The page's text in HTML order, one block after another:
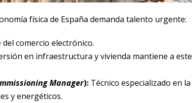
física de España demanda talento urgente:
comercio electrónico.
en infraestructura y vivienda mantiene a este
Manager): Técnico especializado en la
y energéticos.